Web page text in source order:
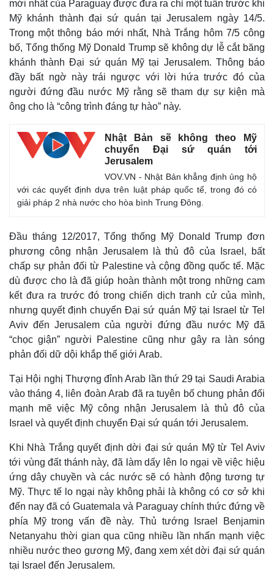
Thế giới
Quan sát
Hồ sơ
Multimedia
Video
E-Magazine
Infographic
mới nhất của Paraguay được đưa ra chỉ một tuần trước khi
Mỹ khánh thành đại sứ quán tại Jerusalem ngày 14/5.
Trong một thông báo mới nhất, Nhà Trắng hôm 7/5 công
bố, Tổng thống Mỹ Donald Trump sẽ không dự lễ cắt băng
khánh thành Đại sứ quán Mỹ tại Jerusalem. Thông báo
đầy bất ngờ này trái ngược với lời hứa trước đó của
người đứng đầu nước Mỹ rằng sẽ tham dự sự kiện mà
ông cho là “công trình đáng tự hào” này.
Nhật Bản sẽ không theo Mỹ
chuyển Đại sứ quán tới
Jerusalem
VOV.VN - Nhật Bản khẳng định ủng hộ
với các quyết định dựa trên luật pháp quốc tế, trong đó có
giải pháp 2 nhà nước cho hòa bình Trung Đông.
Đầu tháng 12/2017, Tổng thống Mỹ Donald Trump đơn
phương công nhận Jerusalem là thủ đô của Israel, bất
chấp sự phản đối từ Palestine và cộng đồng quốc tế. Mặc
dù được cho là đã giúp hoàn thành một trong những cam
kết đưa ra trước đó trong chiến dịch tranh cử của mình,
nhưng quyết định chuyển Đại sứ quán Mỹ tại Israel từ Tel
Aviv đến Jerusalem của người đứng đầu nước Mỹ đã
“chọc giận” người Palestine cũng như gây ra làn sóng
phản đối dữ dội khắp thế giới Arab.
Tại Hội nghị Thượng đỉnh Arab lần thứ 29 tại Saudi Arabia
vào tháng 4, liên đoàn Arab đã ra tuyên bố chung phản đối
mạnh mẽ việc Mỹ công nhận Jerusalem là thủ đô của
Israel và quyết định chuyển Đại sứ quán tới Jerusalem.
Khi Nhà Trắng quyết định dời đại sứ quán Mỹ từ Tel Aviv
tới vùng đất thánh này, đã làm dấy lên lo ngại về việc hiệu
ứng dây chuyền và các nước sẽ có hành động tương tự
Mỹ. Thực tế lo ngại này không phải là không có cơ sở khi
đến nay đã có Guatemala và Paraguay chính thức đứng về
phía Mỹ trong vấn đề này. Thủ tướng Israel Benjamin
Netanyahu thời gian qua cũng nhiều lần nhấn mạnh việc
nhiều nước theo gương Mỹ, đang xem xét dời đại sứ quán
tại Israel đến Jerusalem.